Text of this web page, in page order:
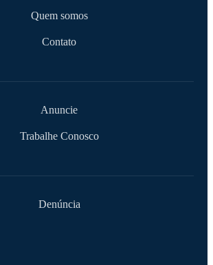
Quem somos
Contato
Anuncie
Trabalhe Conosco
Denúncia